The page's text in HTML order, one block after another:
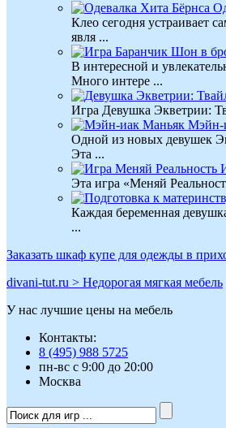
Клео сегодня устраивает
явля ...
В интересной и
Много интере ...
Игра Девушка Экветрии:
Мэйн-
Одной из новых девушек
Эта ...
Эта игра «Меняй
Каждая беременная
...
Заказать шкаф купе для одежды в
divani-tut.ru > Недорогая мягкая мебель
У нас лучшие цены на мебель
Контакты:
8 (495) 988 5725
пн-вс с 9:00 до 20:00
Москва